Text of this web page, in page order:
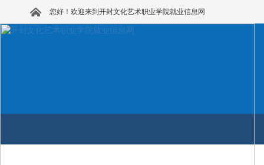
您好！欢迎来到开封文化艺术职业学院就业信息网